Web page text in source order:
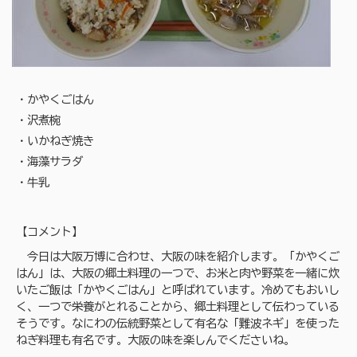
・かやくごはん
・沢煮椀
・いかねぎ焼き
・海藻サラダ
・牛乳
【コメント】
今日は大阪万博に合わせ、大阪の味を紹介します。「かやくご
はん」は、大阪の郷土料理の一つで、お米と肉や野菜を一緒に炊
いたご飯は「かやくごはん」と呼ばれています。冷めてもおいし
く、一つで栄養がとれることから、郷土料理として伝わっている
そうです。なにわの伝統野菜として有名な「難波ネギ」を使った
ねぎ料理も有名です。大阪の味を楽しんでくださいね。